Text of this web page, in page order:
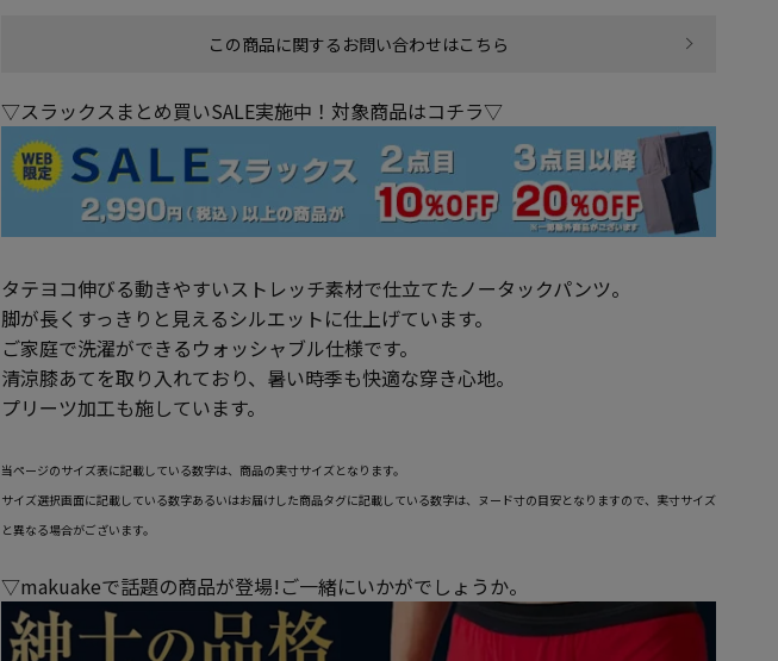
この商品に関するお問い合わせはこちら
▽スラックスまとめ買いSALE実施中！対象商品はコチラ▽
タテヨコ伸びる動きやすいストレッチ素材で仕立てたノータックパンツ。
脚が長くすっきりと見えるシルエットに仕上げています。
ご家庭で洗濯ができるウォッシャブル仕様です。
清涼膝あてを取り入れており、暑い時季も快適な穿き心地。
プリーツ加工も施しています。
当ページのサイズ表に記載している数字は、商品の実寸サイズとなります。
サイズ選択画面に記載している数字あるいはお届けした商品タグに記載している数字は、ヌード寸の目安となりますので、実寸サイズ
と異なる場合がございます。
▽makuakeで話題の商品が登場!ご一緒にいかがでしょうか。